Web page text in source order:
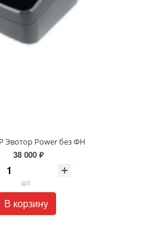
Эвотор Power без ФН
38 000 ₽
шт
В корзину